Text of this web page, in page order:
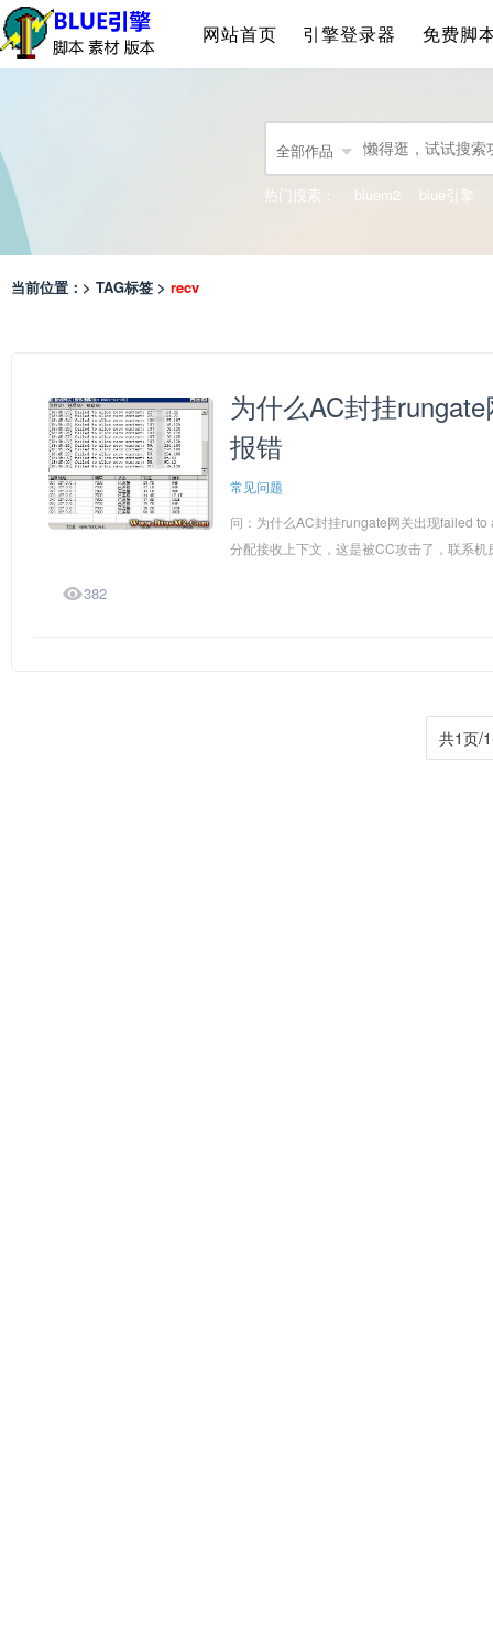
网站首页 引擎登录器 免费脚
全部作品
热门搜索： bluem2 blue引擎
当前位置：> TAG标签 > recv
为什么AC封挂
报错
常见问题
问：为什么AC封挂rungate网关出现failed
分配接收上下文，这是被CC攻击了，联系机
382
共1页/